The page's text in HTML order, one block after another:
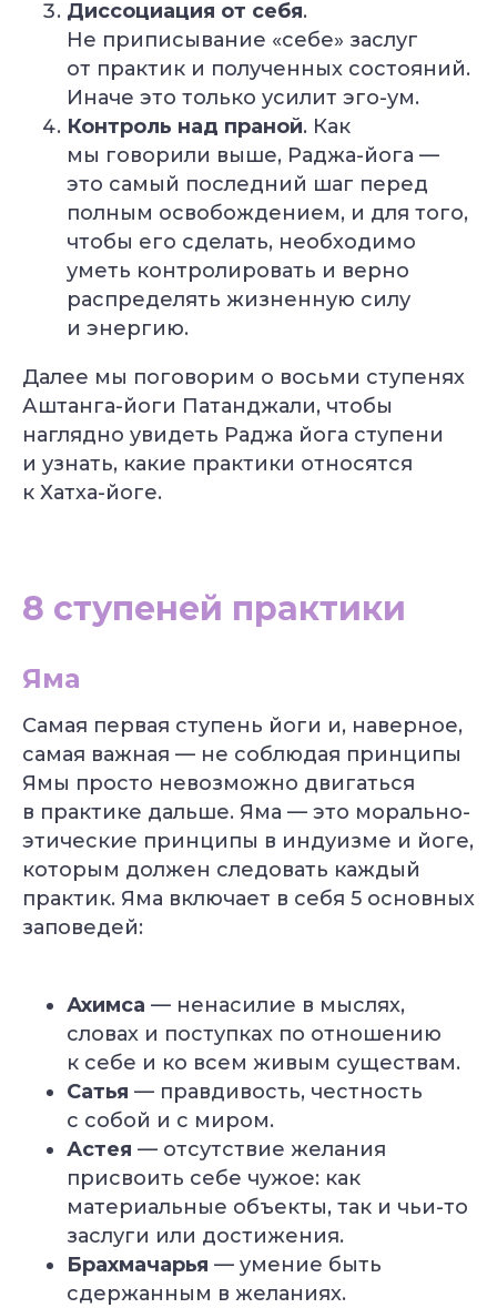
Диссоциация от себя.
Не приписывание «себе» заслуг
от практик и полученных состояний.
Иначе это только усилит эго-ум.
Контроль над праной. Как
мы говорили выше, Раджа-йога —
это самый последний шаг перед
полным освобождением, и для того,
чтобы его сделать, необходимо
уметь контролировать и верно
распределять жизненную силу
и энергию.
Далее мы поговорим о восьми ступенях
Аштанга-йоги Патанджали, чтобы
наглядно увидеть Раджа йога ступени
и узнать, какие практики относятся
к Хатха-йоге.
8 ступеней практики
Яма
Самая первая ступень йоги и, наверное,
самая важная — не соблюдая принципы
Ямы просто невозможно двигаться
в практике дальше. Яма — это морально-
этические принципы в индуизме и йоге,
которым должен следовать каждый
практик. Яма включает в себя 5 основных
заповедей:
Ахимса — ненасилие в мыслях,
словах и поступках по отношению
к себе и ко всем живым существам.
Сатья — правдивость, честность
с собой и с миром.
Астея — отсутствие желания
присвоить себе чужое: как
материальные объекты, так и чьи-то
заслуги или достижения.
Брахмачарья — умение быть
сдержанным в желаниях.
ПОДРОБНЕЕ